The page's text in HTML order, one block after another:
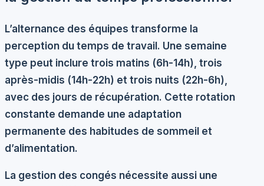
L’alternance des équipes transforme la
perception du temps de travail. Une semaine
type peut inclure trois matins (6h-14h), trois
après-midis (14h-22h) et trois nuits (22h-6h),
avec des jours de récupération. Cette rotation
constante demande une adaptation
permanente des habitudes de sommeil et
d’alimentation.
La gestion des congés nécessite aussi une